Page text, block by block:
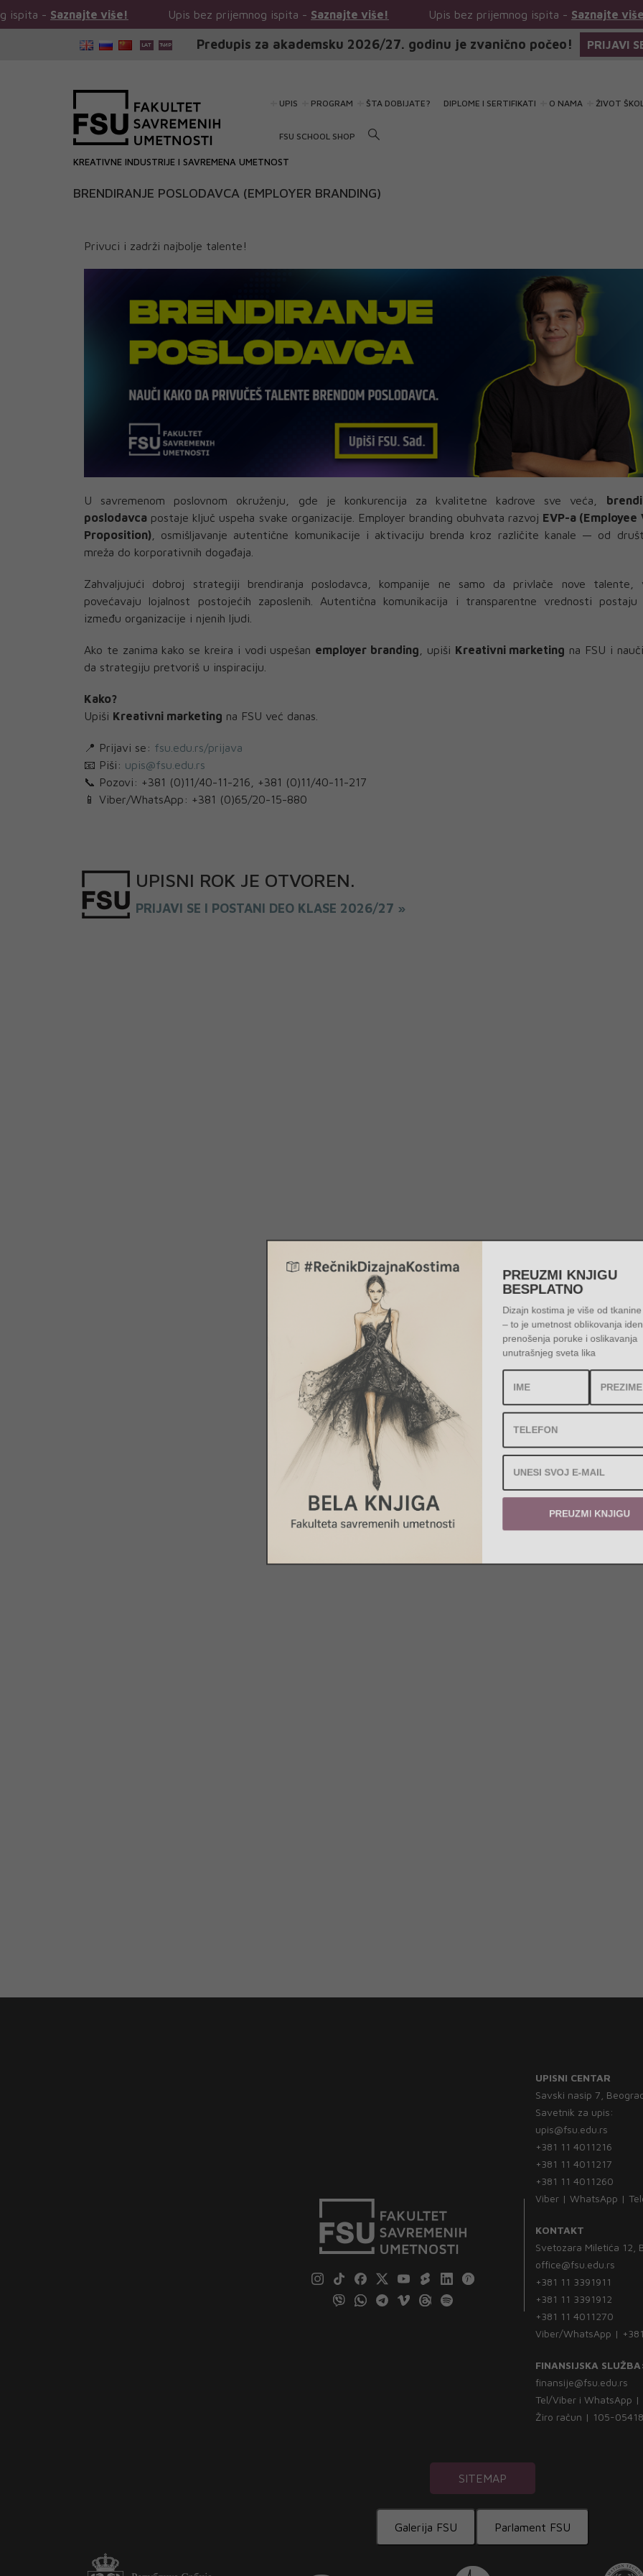
više! Upis bez prijemnog ispita -Saznajte više! Upis bez prijemnog ispita -Saznajte više!
Predupis za akademsku 2026/27. godinu je zvanično počeo! PRIJAVI
UPIS PROGRAM ŠTA DOBIJATE? DIPLOME I SERTIFIKATI O NAMA ŽIVOT
FSU SCHOOL SHOP
KREATIVNE INDUSTRIJE I SAVREMENA UMETNOST
BRENDIRANJE POSLODAVCA (EMPLOYER BRANDING)
Privuci i zadrži najbolje talente!
U savremenom poslovnom okruženju, gde je konkurencija za kvalitetne kadrove sve veća,
poslodavca postaje ključ uspeha svake organizacije. Employer branding obuhvata razvoj EVP-a (Employee
Proposition) , osmišljavanje autentične komunikacije i aktivaciju brenda kroz različite kanale — od
mreža do korporativnih događaja.
Zahvaljujući dobroj strategiji brendiranja poslodavca, kompanije ne samo da privlače nove
povećavaju lojalnost postojećih zaposlenih. Autentična komunikacija i transparentne vrednosti
između organizacije i njenih ljudi.
Ako te zanima kako se kreira i vodi uspešan employer branding , upiši Kreativni marketing na FSU i
da strategiju pretvoriš u inspiraciju.
Kako?
Upiši Kreativni marketing na FSU već danas.
📍 Prijavi se: fsu.edu.rs/prijava
📧 Piši: upis@fsu.edu.rs
📞 Pozovi: +381 (0)11/40-11-216, +381 (0)11/40-11-217
📱 Viber/WhatsApp: +381 (0)65/20-15-880
UPISNI ROK JE OTVOREN.
PRIJAVI SE I POSTANI DEO KLASE 2026/27 »
UPISNI CENTAR
Savski nasip 7,
Savetnik za upis:
upis@fsu.edu.rs
+381 11 4011216
+381 11 4011217
+381 11 4011260
Viber | WhatsApp |
KONTAKT
Svetozara Miletića 12,
office@fsu.edu.rs
+381 11 3391911
+381 11 3391912
+381 11 4011270
Viber/WhatsApp |
FINANSIJSKA
finansije@fsu.edu.rs
Tel/Viber i WhatsApp |
Žiro račun | 105-
SITEMAP
Galerija FSU Parlament FSU
PREUZMI KNJIGU
BESPLATNO
– to je umetnost oblikovanja
prenošenja poruke i
unutrašnjeg sveta lika
PREUZMI KNJIGU